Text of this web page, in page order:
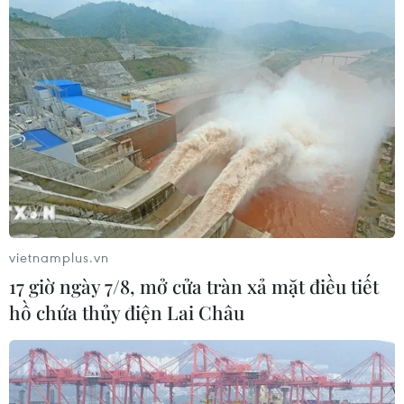
diện rộng
06/08/2026 08:36
Làn sóng tấn công mạng nhằm vào
các quỹ đầu cơ lớn của Mỹ
06/08/2026 06:47
Anh công bố kết quả điều tra ban
đầu vụ đâm dao ở trung tâm London
Hàn Quốc tăng cường giải pháp
ngăn chặn đánh bạc trực tuyến trong
vietnamplus.vn
17 giờ ngày 7/8, mở cửa tràn xả mặt điều tiết
hồ chứa thủy điện Lai Châu